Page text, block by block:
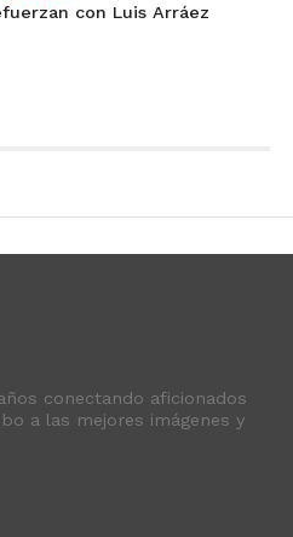
con Luis Arráez
conectando aficionados
a las mejores imágenes y